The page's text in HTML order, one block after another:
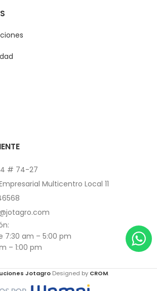
4 # 74-27
Multicentro Local 11
7:30 am – 5:00 pm
– 1:00 pm
Jotagro Designed by CROM.